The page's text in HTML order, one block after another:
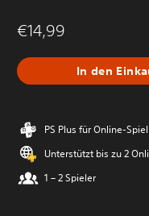
€14,99
In den
PS Plus für Online-
Unterstützt bis zu 2
1 – 2 Spieler